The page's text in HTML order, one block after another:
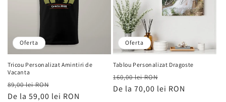
Oferta
Tricou Personalizat Amintiri de
Vacanta
Preț
obișnuit
89,00 lei RON
de
De la 59,00 lei RON
Oferta
Tablou Personalizat Dragoste
Preț
obișnuit
160,00 lei RON
de
De la 70,00 lei RON